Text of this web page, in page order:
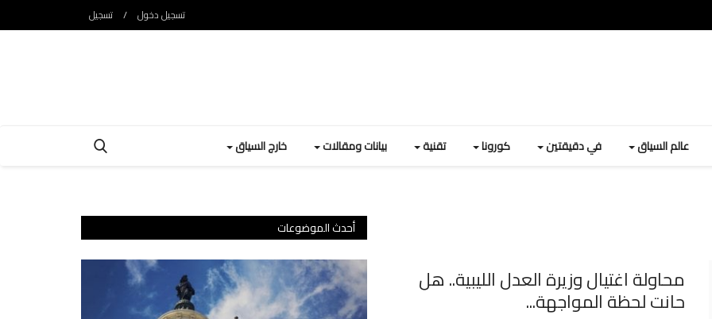
تسجيل دخول / تسجيل
عالم السياق في دقيقتين كورونا تقنية بيانات ومقالات خارج السياق
محاولة اغتيال وزيرة العدل الليبية.. هل
حانت لحظة المواجهة...
أحدث الموضوعات